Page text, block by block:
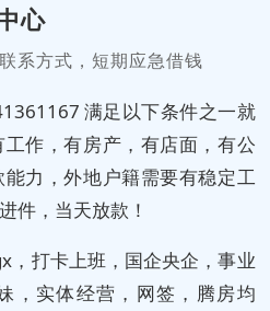
心
系方式，短期应急借钱
满足以下条件之一就
作，有房产，有店面，有公
力，外地户籍需要有稳定工
件，当天放款！
，打卡上班，国企央企，事业
，实体经营，网签，腾房均